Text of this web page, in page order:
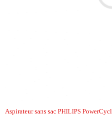
Aspirateur sans sac PHILIPS